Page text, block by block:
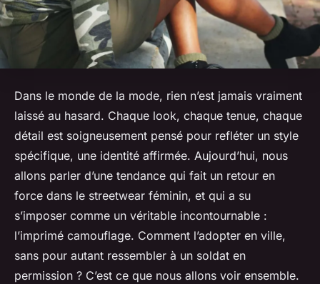
Dans le monde de la mode, rien n’est jamais vraiment
laissé au hasard. Chaque look, chaque tenue, chaque
détail est soigneusement pensé pour refléter un style
spécifique, une identité affirmée. Aujourd’hui, nous
allons parler d’une tendance qui fait un retour en
force dans le streetwear féminin, et qui a su
s’imposer comme un véritable incontournable :
l’imprimé camouflage. Comment l’adopter en ville,
sans pour autant ressembler à un soldat en
permission ? C’est ce que nous allons voir ensemble.